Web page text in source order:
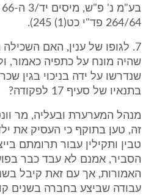
264/64 פד"י כט(1) 245).
7. לגופו של ענין, האם
שהיה מונח על כתפיה כאמור,
שנדרשו על ידה בניכוי בגין
בתנאיו של סעיף 17 לפקודה?
מנהל המערערת ובעליה, מר
זה, טען בתוקף כי העסיק את
טבין ותקילין עבור תרומתם
הסביר, אמנם לא עבד כבר
האמורות, אך עם זאת קיבל
עבודה שביצע בחברה בשנים